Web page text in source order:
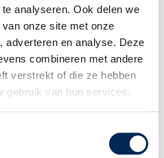
analyseren. Ook delen we
onze site met onze
adverteren en analyse. Deze
combineren met andere
verstrekt of die ze hebben
gebruik van hun services.
contactgegevens: